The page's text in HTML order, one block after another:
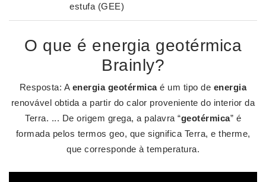
estufa (GEE)
O que é energia geotérmica
Brainly?
Resposta: A energia geotérmicaé um tipo de energia
renovável obtida a partir do calor proveniente do interior da
Terra. ... De origem grega, a palavra “geotérmica” é
formada pelos termos geo, que significa Terra, e therme,
que corresponde à temperatura.